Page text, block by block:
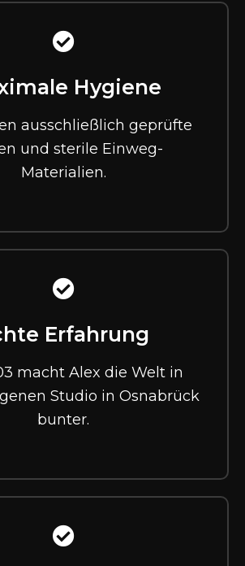
Hygiene
ausschließlich geprüfte
und sterile Einweg-
Materialien.
Erfahrung
macht Alex die Welt in
Studio in Osnabrück
bunter.